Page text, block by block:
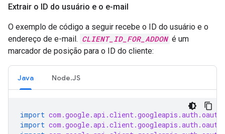
Extrair o ID do usuário e o e-mail
O exemplo de código a seguir recebe o ID do usuário e o
endereço de e-mail. CLIENT_ID_FOR_ADDON é um
marcador de posição para o ID do cliente:
Java Node.JS
import
import